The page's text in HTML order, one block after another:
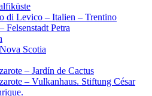
di Levico – Italien – Trentino
Felsenstadt Petra
Scotia
– Jardín de Cactus
– Vulkanhaus. Stiftung César